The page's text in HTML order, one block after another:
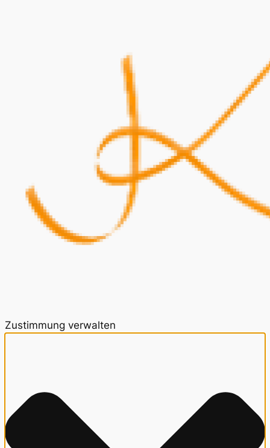
Zustimmung verwalten